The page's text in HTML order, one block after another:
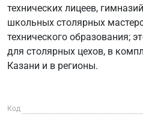
технических лицеев,
школьных столярных
технического образования;
для столярных цехов, в
Казани и в регионы.
Код